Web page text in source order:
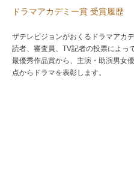
ドラマアカデミー賞 受賞履歴
ザテレビジョンがおくるドラマアカ
読者、審査員、TV記者の投票によっ
最優秀作品賞から、主演・助演男女
点からドラマを表彰します。